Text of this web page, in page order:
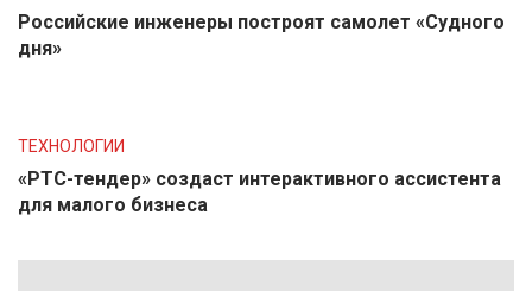
Российские инженеры построят самолет «Судного
дня»
ТЕХНОЛОГИИ
«РТС-тендер» создаст интерактивного ассистента
для малого бизнеса